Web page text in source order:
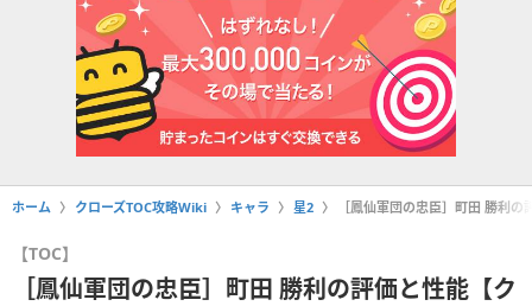
ホーム クローズTOC攻略Wiki キャラ 星2 ［鳳仙軍団の忠臣］町田 勝利
【TOC】
［鳳仙軍団の忠臣］町田 勝利の評価と性能【ク